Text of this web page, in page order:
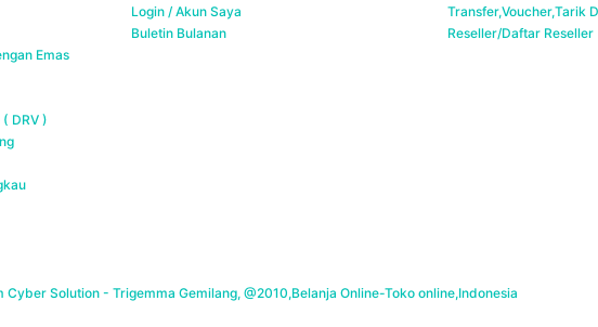
Emas
DRV )
Login / Akun Saya
Buletin Bulanan
Transfer,Voucher,Tarik
Reseller/Daftar Reseller
Cyber Solution - Trigemma Gemilang, @2010,Belanja Online-Toko online,Indonesia